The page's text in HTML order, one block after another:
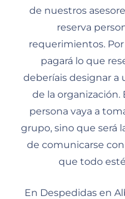
de nuestros
reserva
requerimientos.
pagará lo que
deberíais designar a
de la organización.
persona vaya a
grupo, sino que será
de comunicarse
que todo
En Despedidas en